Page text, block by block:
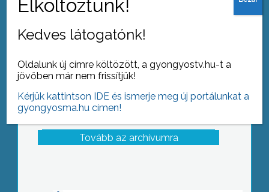
Tovább az archívumra
Kedves látogatónk!
Oldalunk új címre költözött, a gyongyostv.hu-t a
jövőben már nem frissítjük!
Kérjük kattintson IDE és ismerje meg új portálunkat a
gyongyosma.hu címen!